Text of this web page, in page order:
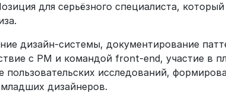
для серьёзного специалиста,
дизайн-системы, документирование
с PM и командой front-end, участие в
пользовательских исследований,
дизайнеров.